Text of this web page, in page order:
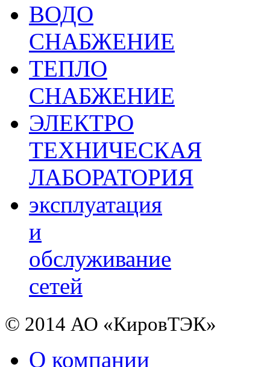
ВОДО
СНАБЖЕНИЕ
ТЕПЛО
СНАБЖЕНИЕ
ЭЛЕКТРО
ТЕХНИЧЕСКАЯ
ЛАБОРАТОРИЯ
эксплуатация
и
обслуживание
сетей
© 2014 АО «КировТЭК»
О компании